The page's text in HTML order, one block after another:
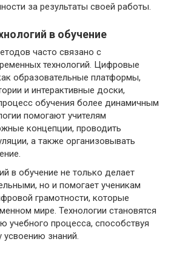
за результаты своей работы.
в обучение
часто связано с
технологий. Цифровые
образовательные платформы,
и интерактивные доски,
обучения более динамичным
помогают учителям
концепции, проводить
а также организовывать
в обучение не только делает
но и помогает ученикам
грамотности, которые
мире. Технологии становятся
учебного процесса, способствуя
знаний.